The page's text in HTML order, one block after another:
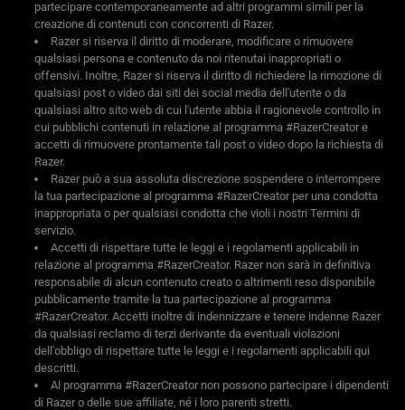
partecipare contemporaneamente ad altri programmi simili per la
creazione di contenuti con concorrenti di Razer.
Razer si riserva il diritto di moderare, modificare o rimuovere
qualsiasi persona e contenuto da noi ritenutai inappropriati o
offensivi. Inoltre, Razer si riserva il diritto di richiedere la rimozione di
qualsiasi post o video dai siti dei social media dell'utente o da
qualsiasi altro sito web di cui l'utente abbia il ragionevole controllo in
cui pubblichi contenuti in relazione al programma #RazerCreator e
accetti di rimuovere prontamente tali post o video dopo la richiesta di
Razer.
Razer può a sua assoluta discrezione sospendere o interrompere
la tua partecipazione al programma #RazerCreator per una condotta
inappropriata o per qualsiasi condotta che violi i nostri Termini di
servizio.
Accetti di rispettare tutte le leggi e i regolamenti applicabili in
relazione al programma #RazerCreator. Razer non sarà in definitiva
responsabile di alcun contenuto creato o altrimenti reso disponibile
pubblicamente tramite la tua partecipazione al programma
#RazerCreator. Accetti inoltre di indennizzare e tenere indenne Razer
da qualsiasi reclamo di terzi derivante da eventuali violazioni
dell'obbligo di rispettare tutte le leggi e i regolamenti applicabili qui
descritti.
Al programma #RazerCreator non possono partecipare i dipendenti
di Razer o delle sue affiliate, né i loro parenti stretti.